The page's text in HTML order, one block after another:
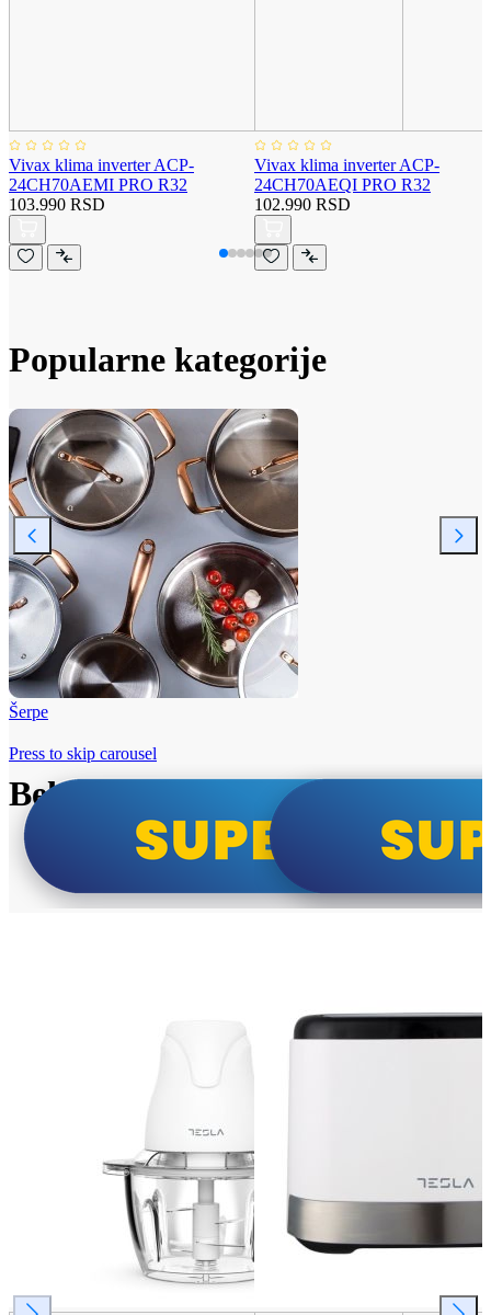
Vivax klima inverter ACP-
24CH70AEMI PRO R32
103.990 RSD
Vivax klima inverter ACP-
24CH70AEQI PRO R32
102.990 RSD
Popularne kategorije
Šerpe
Beko i Tesla super cene
Press to skip carousel